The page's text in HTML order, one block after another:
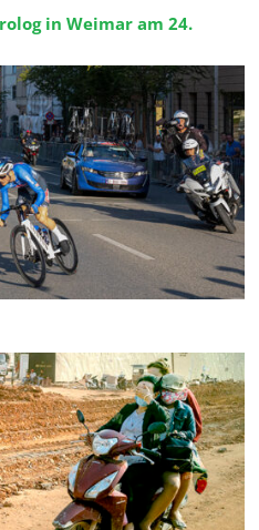
in Weimar am 24.